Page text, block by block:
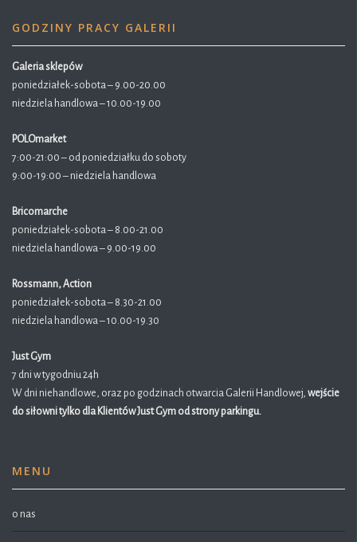
GODZINY PRACY GALERII
Galeria sklepów
poniedziałek-sobota – 9.00-20.00
niedziela handlowa – 10.00-19.00
POLOmarket
7:00-21:00 – od poniedziałku do soboty
9:00-19:00 – niedziela handlowa
Bricomarche
poniedziałek-sobota – 8.00-21.00
niedziela handlowa – 9.00-19.00
Rossmann, Action
poniedziałek-sobota – 8.30-21.00
niedziela handlowa – 10.00-19.30
Just Gym
7 dni w tygodniu 24h
W dni niehandlowe, oraz po godzinach otwarcia Galerii Handlowej, wejście
do siłowni tylko dla Klientów Just Gym od strony parkingu.
MENU
o nas